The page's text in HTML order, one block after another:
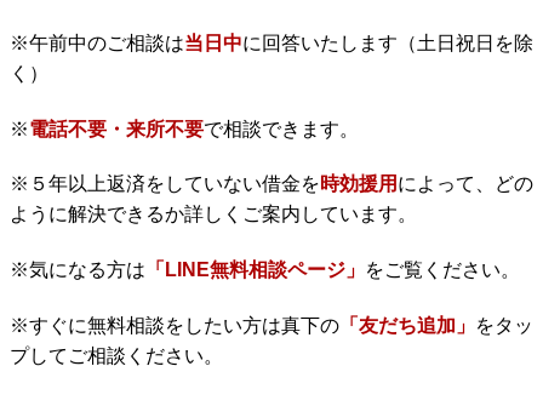
※午前中のご相談は当日中に回答いたします（土日祝日を除
く）
※電話不要・来所不要で相談できます。
※５年以上返済をしていない借金を時効援用 によって、どの
ように解決できるか詳しくご案内しています。
※気になる方は 「LINE無料相談ページ」 をご覧ください。
※すぐに無料相談をしたい方は真下の 「友だち追加」 をタッ
プしてご相談ください。